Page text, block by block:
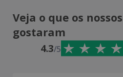
Veja o que os
gostaram
4.3/5